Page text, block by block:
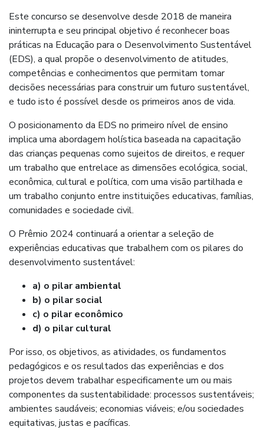
Este concurso se desenvolve desde 2018 de maneira
ininterrupta e seu principal objetivo é reconhecer boas
práticas na Educação para o Desenvolvimento Sustentável
(EDS), a qual propõe o desenvolvimento de atitudes,
competências e conhecimentos que permitam tomar
decisões necessárias para construir um futuro sustentável,
e tudo isto é possível desde os primeiros anos de vida.
O posicionamento da EDS no primeiro nível de ensino
implica uma abordagem holística baseada na capacitação
das crianças pequenas como sujeitos de direitos, e requer
um trabalho que entrelace as dimensões ecológica, social,
econômica, cultural e política, com uma visão partilhada e
um trabalho conjunto entre instituições educativas, famílias,
comunidades e sociedade civil.
O Prêmio 2024 continuará a orientar a seleção de
experiências educativas que trabalhem com os pilares do
desenvolvimento sustentável:
a) o pilar ambiental
b) o pilar social
c) o pilar econômico
d) o pilar cultural
Por isso, os objetivos, as atividades, os fundamentos
pedagógicos e os resultados das experiências e dos
projetos devem trabalhar especificamente um ou mais
componentes da sustentabilidade: processos sustentáveis;
ambientes saudáveis; economias viáveis; e/ou sociedades
equitativas, justas e pacíficas.